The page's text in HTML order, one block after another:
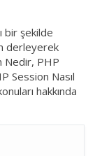
bir şekilde
derleyerek
Nedir, PHP
Session Nasıl
hakkında